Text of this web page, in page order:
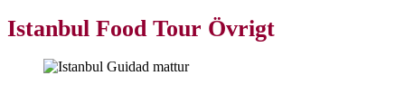
Istanbul Food Tour Övrigt